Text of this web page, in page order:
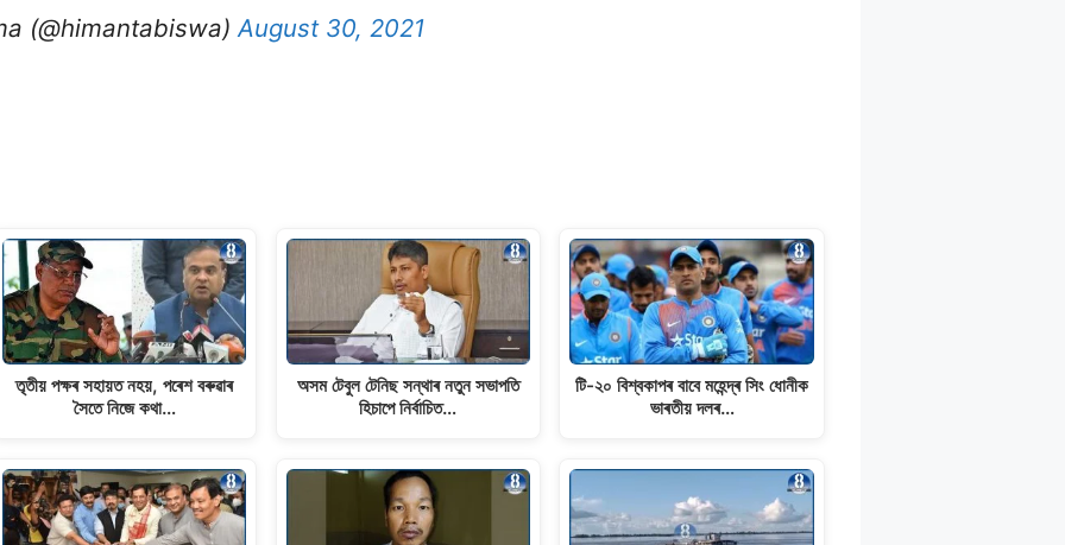
(@himantabiswa) August 30, 2021
তৃতীয় পক্ষৰ সহায়ত নহয়, পৰেশ বৰুৱাৰ
সৈতে নিজে কথা…
অসম টেবুল টেনিছ সন্থাৰ নতুন সভাপতি
হিচাপে নিৰ্বাচিত…
টি-২০ বিশ্বকাপৰ বাবে মহেন্দ্ৰ সিং ধোনীক
ভাৰতীয় দলৰ…